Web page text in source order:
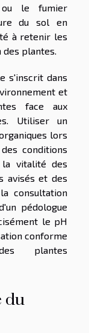
ou le fumier
du sol en
à retenir les
plantes.
s'inscrit dans
et
face aux
Utiliser un
lors
conditions
vitalité des
avisés et des
consultation
pédologue
le pH
conforme
plantes
du